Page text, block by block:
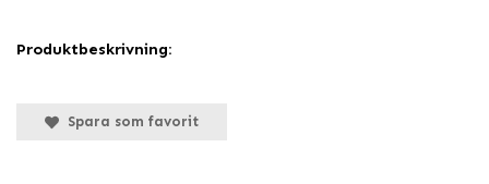
Produktbeskrivning:
Spara som favorit